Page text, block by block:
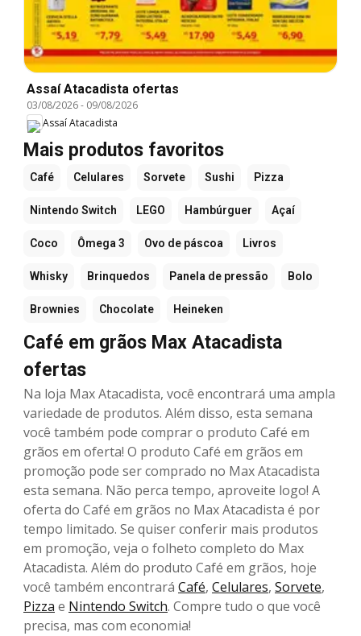
Assaí Atacadista ofertas
03/08/2026- 09/08/2026
Assaí Atacadista
Mais produtos favoritos
Café Celulares Sorvete Sushi Pizza
Nintendo Switch LEGO Hambúrguer Açaí
Coco Ômega 3 Ovo de páscoa Livros
Whisky Brinquedos Panela de pressão Bolo
Brownies Chocolate Heineken
Café em grãos Max Atacadista
ofertas
Na loja Max Atacadista, você encontrará uma ampla
variedade de produtos. Além disso, esta semana
você também pode comprar o produto Café em
grãos em oferta! O produto Café em grãos em
promoção pode ser comprado no Max Atacadista
esta semana. Não perca tempo, aproveite logo! A
oferta do Café em grãos no Max Atacadista é por
tempo limitado. Se quiser conferir mais produtos
em promoção, veja o folheto completo do Max
Atacadista. Além do produto Café em grãos, hoje
você também encontrará Café, Celulares, Sorvete,
Pizza e Nintendo Switch. Compre tudo o que você
precisa, mas com economia!